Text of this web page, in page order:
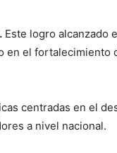
Este logro alcanzado
en el fortalecimiento
centradas en el
a nivel nacional.